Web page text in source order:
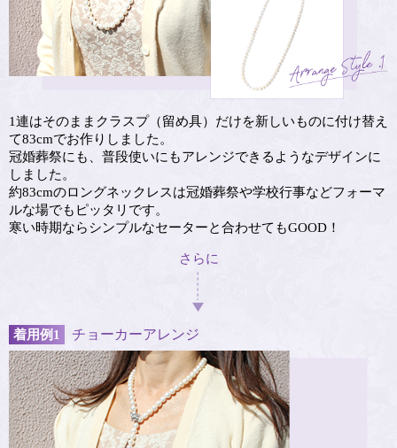
1連はそのままクラスプ（留め具）だけを新しいものに付け替え
て83cmでお作りしました。
冠婚葬祭にも、普段使いにもアレンジできるようなデザインに
しました。
約83cmのロングネックレスは冠婚葬祭や学校行事などフォーマ
ルな場でもピッタリです。
寒い時期ならシンプルなセーターと合わせてもGOOD！
さらに
着用例1 チョーカーアレンジ